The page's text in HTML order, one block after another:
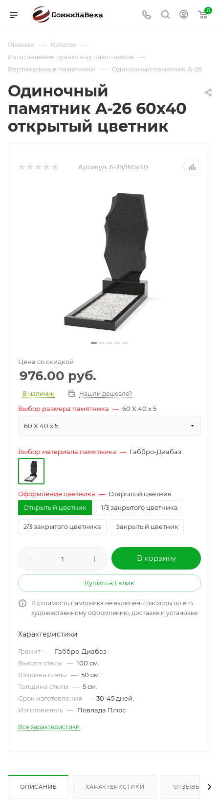
0
Главная — Каталог —
Изготовление гранитных памятников —
Вертикальные памятники — Одиночный памятник А-26
Одиночный
памятник A-26 60х40
открытый цветник
Артикул: A-26/160х40
Цена со скидкой
976.00 руб.
В наличии Нашли дешевле?
Выбор размера памятника — 60 X 40 x 5
60 X 40 x 5
Выбор материала памятника — Габбро-Диабаз
Оформление цветника — Открытый цветник
Открытый цветник
1/3 закрытого цветника
2/3 закрытого цветника Закрытый цветник
В корзину
Купить в 1 клик
В стоимость памятника не включены расходы по его
художественному оформлению, доставке и установке
Характеристики
Гранит — Габбро-Диабаз
Высота стелы — 100 см.
Ширина стелы — 50 см.
Толщина стелы — 5 см.
Срок изготовления — 30-45 дней.
Изготовитель — Повлада Плюс
Все характеристики
ОПИСАНИЕ ХАРАКТЕРИСТИКИ ОТЗЫВЫ